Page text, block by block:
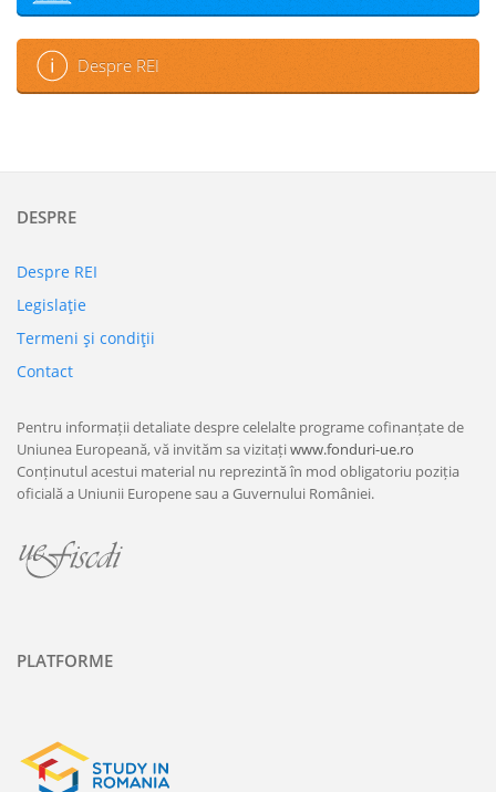
Despre REI
DESPRE
Despre REI
Legislaţie
Termeni şi condiţii
Contact
Pentru informații detaliate despre celelalte programe cofinanțate de
Uniunea Europeană, vă invităm sa vizitațiwww.fonduri-ue.ro
Conținutul acestui material nu reprezintă în mod obligatoriu poziția
oficială a Uniunii Europene sau a Guvernului României.
PLATFORME